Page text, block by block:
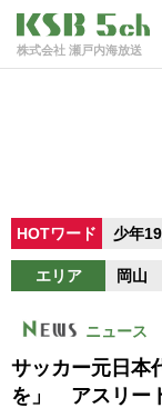
株式会社 瀬戸内海放送
HOTワード 少年
エリア 岡山
ニュース
サッカー元日本
を」 アスリー